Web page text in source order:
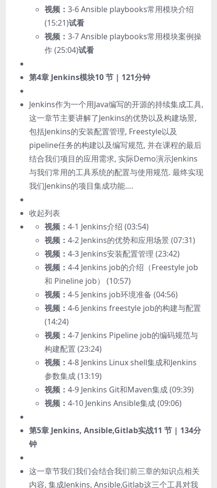
视频： 3-6 Ansible playbooks常用模块介绍
(15:21)试看
视频： 3-7 Ansible playbooks常用模块案例操
作 (25:04)试看
第4章 Jenkins模块10 节 | 121分钟
Jenkins作为一个用Java编写的开源的持续集成工具,
这一章节主要讲解了Jenkins的优势以及构建场景,
包括Jenkins的安装配置管理, Freestyle以及
pipeline任务的构建以及编写规范, 并在课程的最后
结合我们项目的应用需求, 实际Demo演示Jenkins
与我们常用的工具系统的配置与使用规范. 最终实现
我们Jenkins的项目集成功能….
收起列表
视频： 4-1 Jenkins介绍 (03:54)
视频： 4-2 Jenkins的优势和应用场景 (07:31)
视频： 4-3 Jenkins安装配置管理 (23:42)
视频： 4-4 Jenkins job的介绍（Freestyle job
和 Pineline job） (10:57)
视频： 4-5 Jenkins job环境准备 (04:56)
视频： 4-6 Jenkins freestyle job的构建与配置
(14:24)
视频： 4-7 Jenkins Pipeline job的编码规范与
构建配置 (23:24)
视频： 4-8 Jenkins Linux shell集成和Jenkins
参数集成 (13:19)
视频： 4-9 Jenkins Git和Maven集成 (09:39)
视频： 4-10 Jenkins Ansible集成 (09:06)
第5章 Jenkins, Ansible,Gitlab实战11 节 | 134分
钟
这一章节我们我们会结合我们前三章的知识点相关
内容, 集成Jenkins, Ansible,Gitlab这三个工具对我